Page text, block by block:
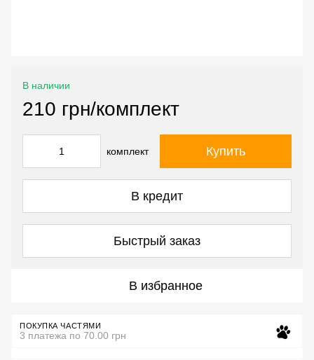
В наличии
210 грн/комплект
комплект Купить
В кредит
Быстрый заказ
В избранное
ПОКУПКА ЧАСТЯМИ
3 платежа по 70.00 грн